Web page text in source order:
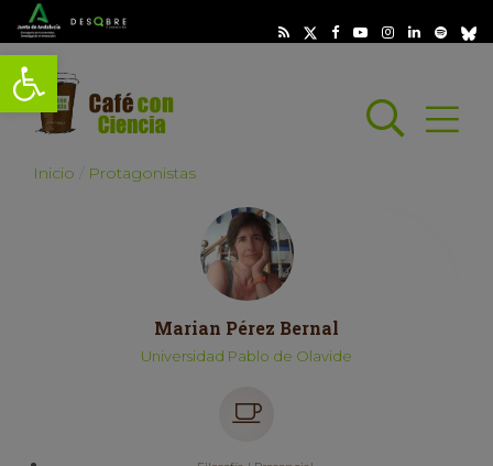
Abrir barra de herramientas
Abrir
Inicio Protagonistas
Marian Pérez Bernal
Universidad Pablo de Olavide